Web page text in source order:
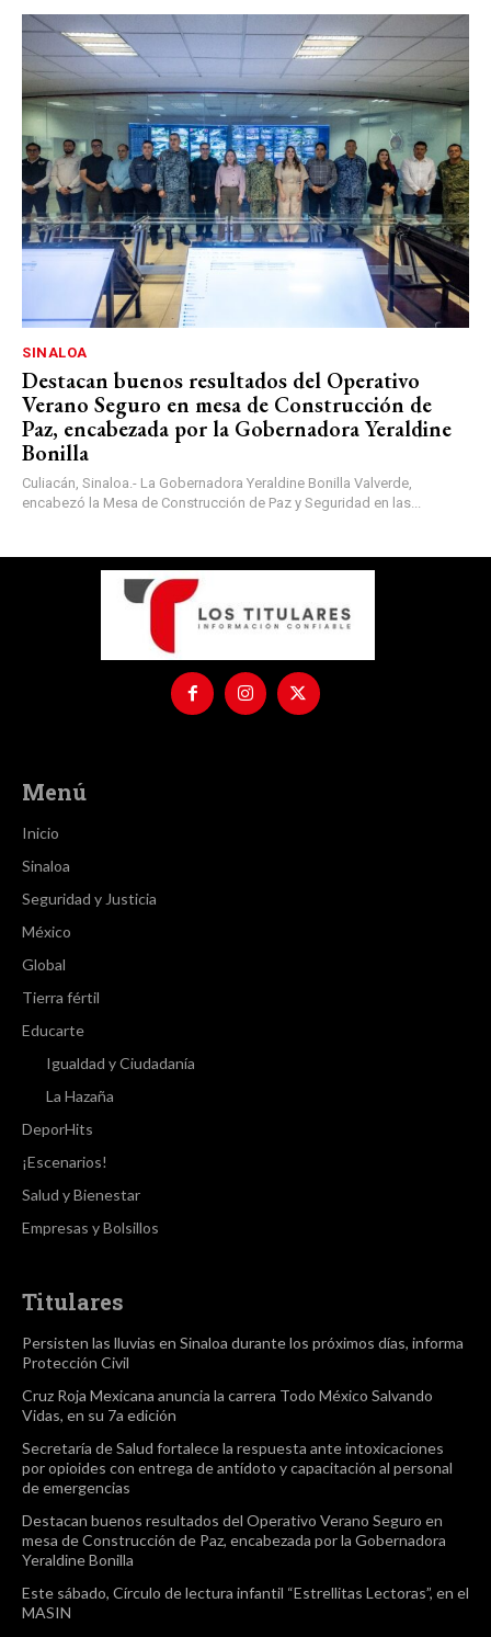
SINALOA
Destacan buenos resultados del Operativo
Verano Seguro en mesa de Construcción de
Paz, encabezada por la Gobernadora Yeraldine
Bonilla
Culiacán, Sinaloa.- La Gobernadora Yeraldine Bonilla Valverde,
encabezó la Mesa de Construcción de Paz y Seguridad en las...
Menú
Inicio
Sinaloa
Seguridad y Justicia
México
Global
Tierra fértil
Educarte
Igualdad y Ciudadanía
La Hazaña
DeporHits
¡Escenarios!
Salud y Bienestar
Empresas y Bolsillos
Titulares
Persisten las lluvias en Sinaloa durante los próximos días, informa
Protección Civil
Cruz Roja Mexicana anuncia la carrera Todo México Salvando
Vidas, en su 7a edición
Secretaría de Salud fortalece la respuesta ante intoxicaciones
por opioides con entrega de antídoto y capacitación al personal
de emergencias
Destacan buenos resultados del Operativo Verano Seguro en
mesa de Construcción de Paz, encabezada por la Gobernadora
Yeraldine Bonilla
Este sábado, Círculo de lectura infantil “Estrellitas Lectoras”, en el
MASIN